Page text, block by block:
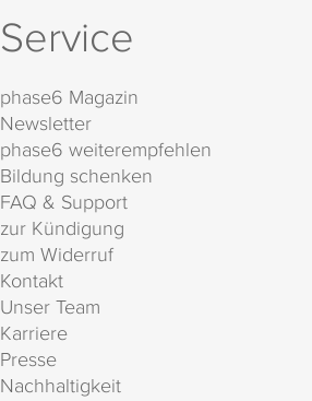
Service
phase6 Magazin
Newsletter
phase6 weiterempfehlen
Bildung schenken
FAQ & Support
zur Kündigung
zum Widerruf
Kontakt
Unser Team
Karriere
Presse
Nachhaltigkeit